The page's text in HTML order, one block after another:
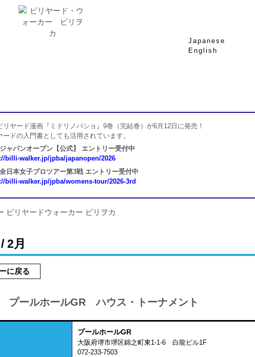
Japanese
English
リヤード漫画『ミドリノバショ』9巻（完結巻）が6月12日に発売！
ードの入門書としても活用されています。
ャパンオープン【公式】 エントリー受付中
billi-walker.jp/jpba/japanopen/2026
日本女子プロツアー第3戦 エントリー受付中
billi-walker.jp/jpba/womens-tour/2026-3rd
2月
に戻る
プールホールGR ハウス・トーナメント
プールホールGR
大阪府堺市堺区錦之町東1-1-6 白龍ビル1F
072-233-7503